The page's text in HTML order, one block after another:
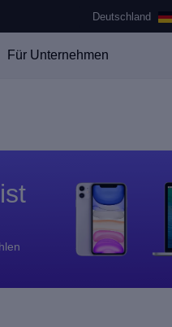
Deutschland
Für Unternehmen